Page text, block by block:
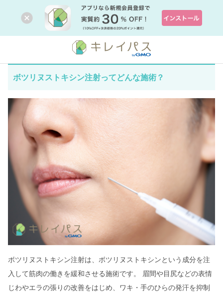
ボツリヌストキシン注射ってどんな施術？
ボツリヌストキシン注射は、ボツリヌストキシンという成分を注
入して筋肉の働きを緩和させる施術です。 眉間や目尻などの表情
じわやエラの張りの改善をはじめ、ワキ・手のひらの発汗を抑制